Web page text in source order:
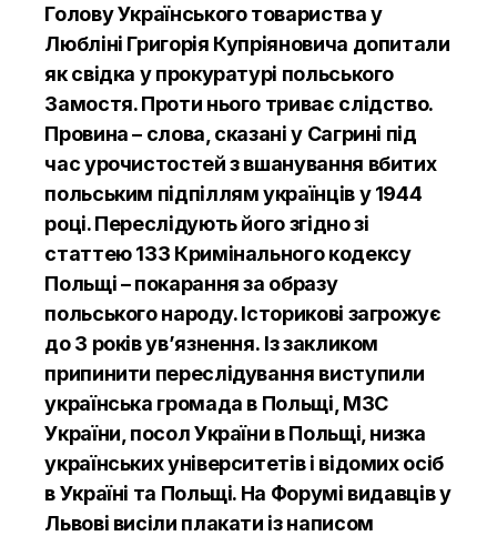
Голову Українського товариства у
Любліні Григорія Купріяновича допитали
як свідка у прокуратурі польського
Замостя. Проти нього триває слідство.
Провина – слова, сказані у Сагрині під
час урочистостей з вшанування вбитих
польським підпіллям українців у 1944
році. Переслідують його згідно зі
статтею 133 Кримінального кодексу
Польщі – покарання за образу
польського народу. Історикові загрожує
до 3 років увʼязнення. Із закликом
припинити переслідування виступили
українська громада в Польщі, МЗС
України, посол України в Польщі, низка
українських університетів і відомих осіб
в Україні та Польщі. На Форумі видавців у
Львові висіли плакати із написом